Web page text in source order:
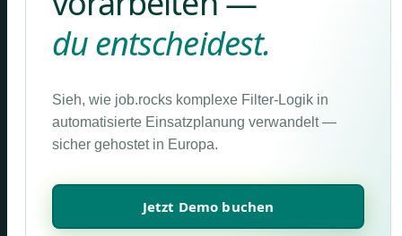
du entscheidest.
Sieh, wie job.rocks komplexe Filter-Logik in
automatisierte Einsatzplanung verwandelt —
sicher gehostet in Europa.
Jetzt Demo buchen